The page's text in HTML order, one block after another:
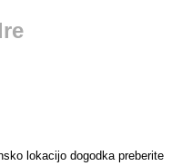
lokacijo dogodka preberite